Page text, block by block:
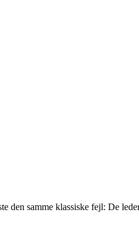
den samme klassiske fejl: De